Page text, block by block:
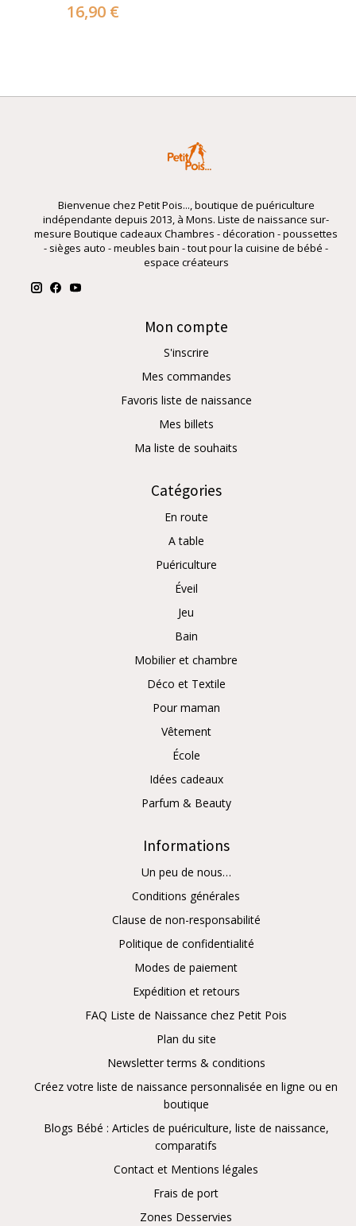
16,90 €
Bienvenue chez Petit Pois..., boutique de puériculture
indépendante depuis 2013, à Mons. Liste de naissance sur-
mesure Boutique cadeaux Chambres - décoration - poussettes
- sièges auto - meubles bain - tout pour la cuisine de bébé -
espace créateurs
Mon compte
S'inscrire
Mes commandes
Favoris liste de naissance
Mes billets
Ma liste de souhaits
Catégories
En route
A table
Puériculture
Éveil
Jeu
Bain
Mobilier et chambre
Déco et Textile
Pour maman
Vêtement
École
Idées cadeaux
Parfum & Beauty
Informations
Un peu de nous…
Conditions générales
Clause de non-responsabilité
Politique de confidentialité
Modes de paiement
Expédition et retours
FAQ Liste de Naissance chez Petit Pois
Plan du site
Newsletter terms & conditions
Créez votre liste de naissance personnalisée en ligne ou en
boutique
Blogs Bébé : Articles de puériculture, liste de naissance,
comparatifs
Contact et Mentions légales
Frais de port
Zones Desservies